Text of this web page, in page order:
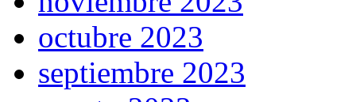
octubre 2023
septiembre 2023